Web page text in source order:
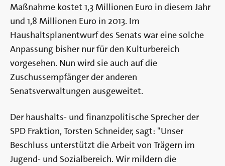
Maßnahme kostet 1,3 Millionen Euro in diesem Jahr
und 1,8 Millionen Euro in 2013. Im
Haushaltsplanentwurf des Senats war eine solche
Anpassung bisher nur für den Kulturbereich
vorgesehen. Nun wird sie auch auf die
Zuschussempfänger der anderen
Senatsverwaltungen ausgeweitet.
Der haushalts- und finanzpolitische Sprecher der
SPD Fraktion, Torsten Schneider, sagt: "Unser
Beschluss unterstützt die Arbeit von Trägern im
Jugend- und Sozialbereich. Wir mildern die